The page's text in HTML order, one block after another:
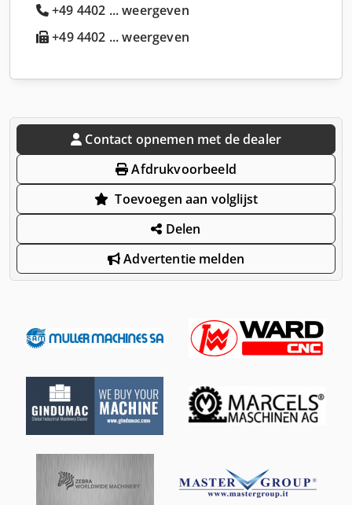
+49 4402 ... weergeven
+49 4402 ... weergeven
Contact opnemen met de dealer
Afdrukvoorbeeld
Toevoegen aan volglijst
Delen
Advertentie melden